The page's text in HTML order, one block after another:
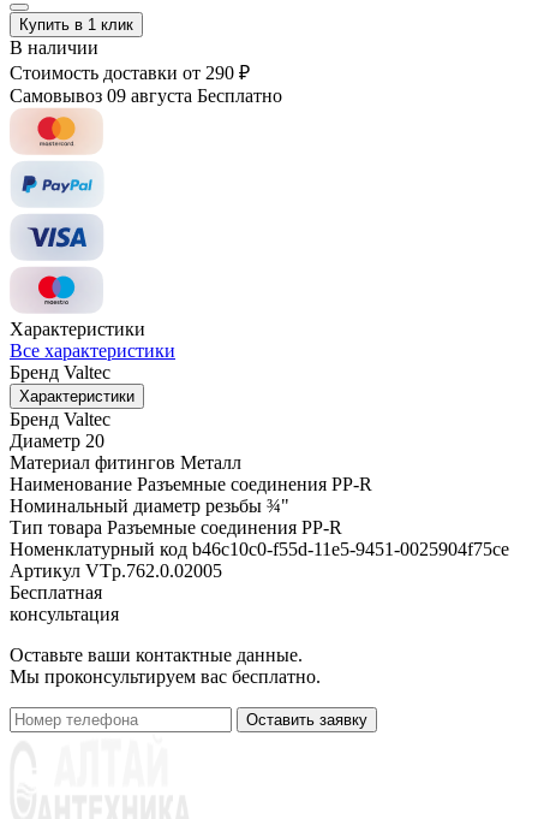
Купить в 1 клик
В наличии
Стоимость доставки от 290 ₽
Самовывоз 09 августа Бесплатно
Характеристики
Все характеристики
Бренд Valtec
Характеристики
Бренд Valtec
Диаметр 20
Материал фитингов Металл
Наименование Разъемные соединения PP-R
Номинальный диаметр резьбы ¾"
Тип товара Разъемные соединения PP-R
Номенклатурный код b46c10c0-f55d-11e5-9451-0025904f75ce
Артикул VTp.762.0.02005
Бесплатная
консультация
Оставьте ваши контактные данные.
Мы проконсультируем вас бесплатно.
Оставить заявку